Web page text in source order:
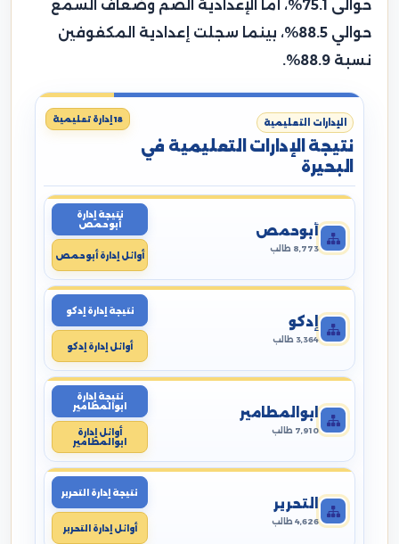
حوالى 75.1%، أما الإعدادية الصم وضعاف السمع
حوالي 88.5%، بينما سجلت إعدادية المكفوفين
نسبة 88.9%.
الإدارات التعليمية
نتيجة الإدارات التعليمية في
البحيرة
18 إدارة تعليمية
أبوحمص
8,773 طالب
نتيجة إدارة
أبوحمص
أوائل إدارة أبوحمص
إدكو
3,364 طالب
نتيجة إدارة إدكو
أوائل إدارة إدكو
ابوالمطامير
7,910 طالب
نتيجة إدارة
ابوالمطامير
أوائل إدارة
ابوالمطامير
التحرير
4,626 طالب
نتيجة إدارة التحرير
أوائل إدارة التحرير